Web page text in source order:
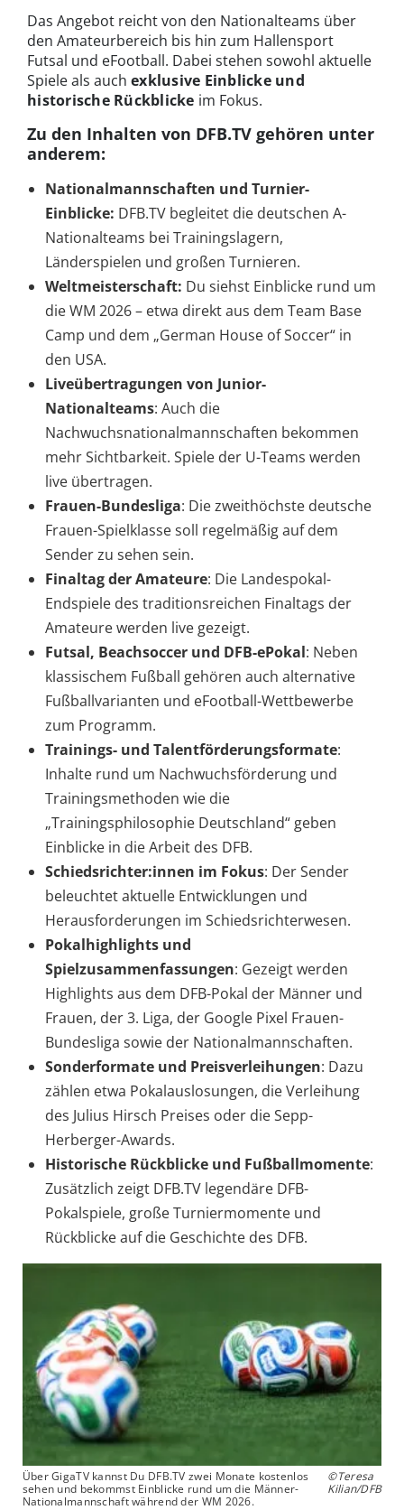
Das Angebot reicht von den Nationalteams über
den Amateurbereich bis hin zum Hallensport
Futsal und eFootball. Dabei stehen sowohl aktuelle
Spiele als auch exklusive Einblicke und
historische Rückblicke im Fokus.
Zu den Inhalten von DFB.TV gehören unter
anderem:
Nationalmannschaften und Turnier-
Einblicke: DFB.TV begleitet die deutschen A-
Nationalteams bei Trainingslagern,
Länderspielen und großen Turnieren.
Weltmeisterschaft: Du siehst Einblicke rund um
die WM 2026 – etwa direkt aus dem Team Base
Camp und dem „German House of Soccer“ in
den USA.
Liveübertragungen von Junior-
Nationalteams: Auch die
Nachwuchsnationalmannschaften bekommen
mehr Sichtbarkeit. Spiele der U-Teams werden
live übertragen.
Frauen-Bundesliga: Die zweithöchste deutsche
Frauen-Spielklasse soll regelmäßig auf dem
Sender zu sehen sein.
Finaltag der Amateure: Die Landespokal-
Endspiele des traditionsreichen Finaltags der
Amateure werden live gezeigt.
Futsal, Beachsoccer und DFB-ePokal: Neben
klassischem Fußball gehören auch alternative
Fußballvarianten und eFootball-Wettbewerbe
zum Programm.
Trainings- und Talentförderungsformate:
Inhalte rund um Nachwuchsförderung und
Trainingsmethoden wie die
„Trainingsphilosophie Deutschland“ geben
Einblicke in die Arbeit des DFB.
Schiedsrichter:innen im Fokus: Der Sender
beleuchtet aktuelle Entwicklungen und
Herausforderungen im Schiedsrichterwesen.
Pokalhighlights und
Spielzusammenfassungen: Gezeigt werden
Highlights aus dem DFB-Pokal der Männer und
Frauen, der 3. Liga, der Google Pixel Frauen-
Bundesliga sowie der Nationalmannschaften.
Sonderformate und Preisverleihungen: Dazu
zählen etwa Pokalauslosungen, die Verleihung
des Julius Hirsch Preises oder die Sepp-
Herberger-Awards.
Historische Rückblicke und Fußballmomente:
Zusätzlich zeigt DFB.TV legendäre DFB-
Pokalspiele, große Turniermomente und
Rückblicke auf die Geschichte des DFB.
Über GigaTV kannst Du DFB.TV zwei Monate kostenlos
sehen und bekommst Einblicke rund um die Männer-
Nationalmannschaft während der WM 2026.
©Teresa
Kilian/DFB